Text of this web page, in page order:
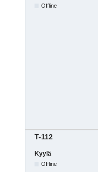
Offline
T-112
Kyylä
Offline